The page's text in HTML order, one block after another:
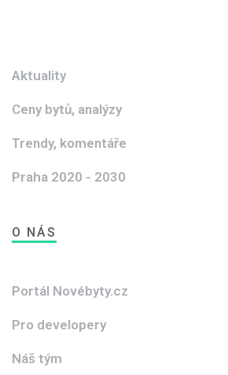
Aktuality
Ceny bytů, analýzy
Trendy, komentáře
Praha 2020 - 2030
O NÁS
Portál Novébyty.cz
Pro developery
Náš tým